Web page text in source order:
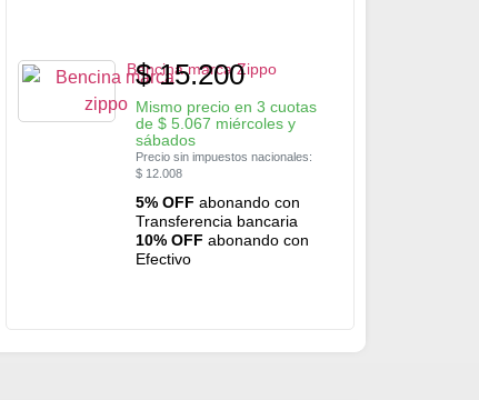
Bencina marca Zippo
$15.200
Mismo precio en 3 cuotas
de $5.067 miércoles y
sábados
Precio sin impuestos nacionales:
$12.008
5% OFF abonando con
Transferencia bancaria
10% OFF abonando con
Efectivo